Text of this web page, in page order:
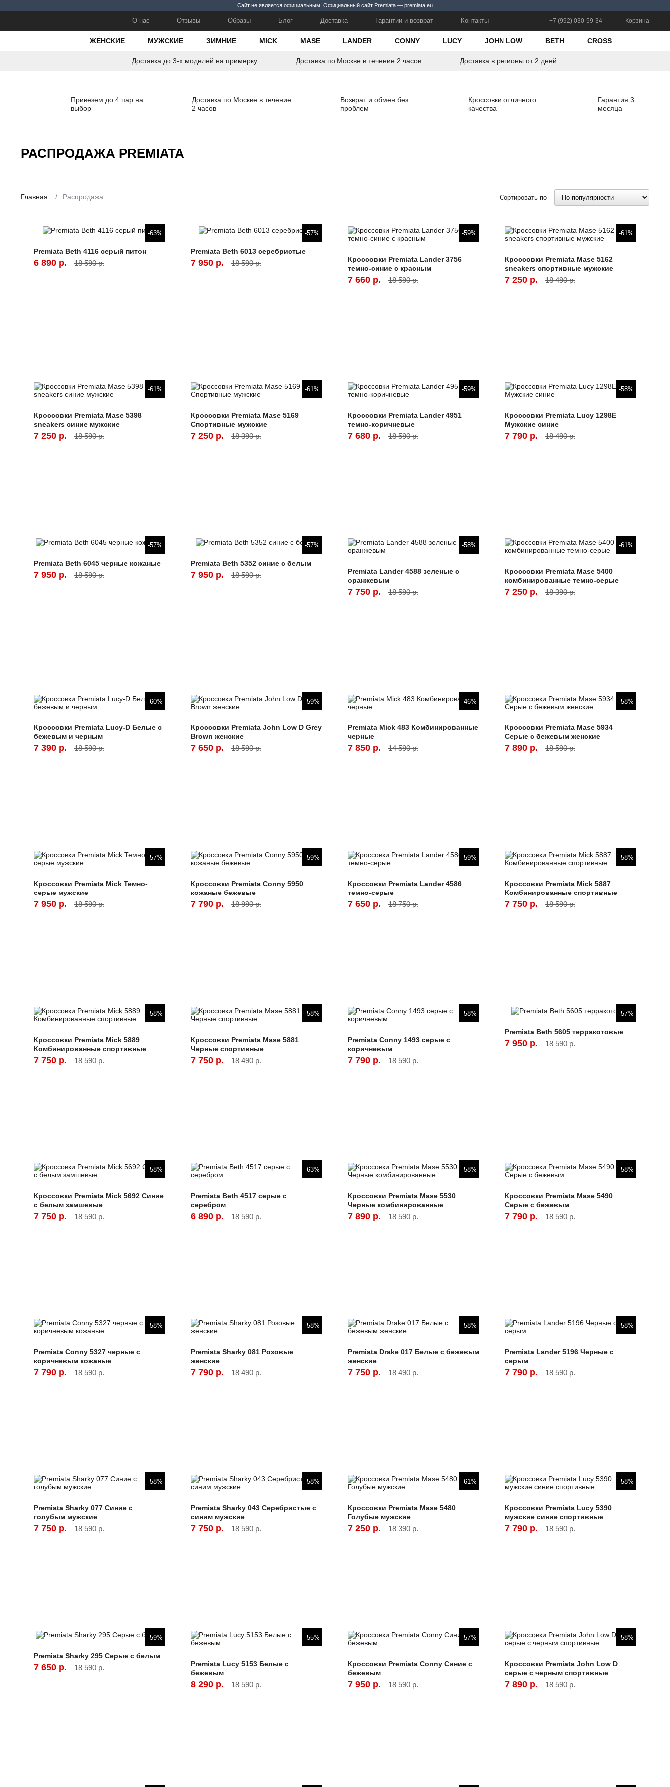
Сайт не является официальным. Официальный сайт Premiata — premiata.eu
О нас Отзывы Образы Блог Доставка Гарантии и возврат Контакты +7 (992) 030-59-34 Корзина
ЖЕНСКИЕ МУЖСКИЕ ЗИМНИЕ MICK MASE LANDER CONNY LUCY JOHN LOW BETH CROSS
Доставка до 3-х моделей на примерку Доставка по Москве в течение 2 часов Доставка в регионы от 2 дней
Привезем до 4 пар на
выбор
Доставка по Москве в течение
2 часов
Возврат и обмен без
проблем
Кроссовки отличного
качества
Гарантия 3
месяца
РАСПРОДАЖА PREMIATA
Главная / Распродажа Сортировать по
-63%
Premiata Beth 4116 серый питон
6 890 р. 18 590 р.
-57%
Premiata Beth 6013 серебристые
7 950 р. 18 590 р.
-59%
Кроссовки Premiata Lander 3756
темно-синие с красным
7 660 р. 18 590 р.
-61%
Кроссовки Premiata Mase 5162
sneakers спортивные мужские
7 250 р. 18 490 р.
-61%
Кроссовки Premiata Mase 5398
sneakers синие мужские
7 250 р. 18 590 р.
-61%
Кроссовки Premiata Mase 5169
Спортивные мужские
7 250 р. 18 390 р.
-59%
Кроссовки Premiata Lander 4951
темно-коричневые
7 680 р. 18 590 р.
-58%
Кроссовки Premiata Lucy 1298E
Мужские синие
7 790 р. 18 490 р.
-57%
Premiata Beth 6045 черные кожаные
7 950 р. 18 590 р.
-57%
Premiata Beth 5352 синие с белым
7 950 р. 18 590 р.
-58%
Premiata Lander 4588 зеленые с
оранжевым
7 750 р. 18 590 р.
-61%
Кроссовки Premiata Mase 5400
комбинированные темно-серые
7 250 р. 18 390 р.
-60%
Кроссовки Premiata Lucy-D Белые с
бежевым и черным
7 390 р. 18 590 р.
-59%
Кроссовки Premiata John Low D Grey
Brown женские
7 650 р. 18 590 р.
-46%
Premiata Mick 483 Комбинированные
черные
7 850 р. 14 590 р.
-58%
Кроссовки Premiata Mase 5934
Серые с бежевым женские
7 890 р. 18 590 р.
-57%
Кроссовки Premiata Mick Темно-
серые мужские
7 950 р. 18 590 р.
-59%
Кроссовки Premiata Conny 5950
кожаные бежевые
7 790 р. 18 990 р.
-59%
Кроссовки Premiata Lander 4586
темно-серые
7 650 р. 18 750 р.
-58%
Кроссовки Premiata Mick 5887
Комбинированные спортивные
7 750 р. 18 590 р.
-58%
Кроссовки Premiata Mick 5889
Комбинированные спортивные
7 750 р. 18 590 р.
-58%
Кроссовки Premiata Mase 5881
Черные спортивные
7 750 р. 18 490 р.
-58%
Premiata Conny 1493 серые с
коричневым
7 790 р. 18 590 р.
-57%
Premiata Beth 5605 терракотовые
7 950 р. 18 590 р.
-58%
Кроссовки Premiata Mick 5692 Синие
с белым замшевые
7 750 р. 18 590 р.
-63%
Premiata Beth 4517 серые с
серебром
6 890 р. 18 590 р.
-58%
Кроссовки Premiata Mase 5530
Черные комбинированные
7 890 р. 18 590 р.
-58%
Кроссовки Premiata Mase 5490
Серые с бежевым
7 790 р. 18 590 р.
-58%
Premiata Conny 5327 черные с
коричневым кожаные
7 790 р. 18 590 р.
-58%
Premiata Sharky 081 Розовые
женские
7 790 р. 18 490 р.
-58%
Premiata Drake 017 Белые с бежевым
женские
7 750 р. 18 490 р.
-58%
Premiata Lander 5196 Черные с
серым
7 790 р. 18 590 р.
-58%
Premiata Sharky 077 Синие с
голубым мужские
7 750 р. 18 590 р.
-58%
Premiata Sharky 043 Серебристые с
синим мужские
7 750 р. 18 590 р.
-61%
Кроссовки Premiata Mase 5480
Голубые мужские
7 250 р. 18 390 р.
-58%
Кроссовки Premiata Lucy 5390
мужские синие спортивные
7 790 р. 18 590 р.
-59%
Premiata Sharky 295 Серые с белым
7 650 р. 18 590 р.
-55%
Premiata Lucy 5153 Белые с
бежевым
8 290 р. 18 590 р.
-57%
Кроссовки Premiata Conny Синие с
бежевым
7 950 р. 18 590 р.
-58%
Кроссовки Premiata John Low D
серые с черным спортивные
7 890 р. 18 590 р.